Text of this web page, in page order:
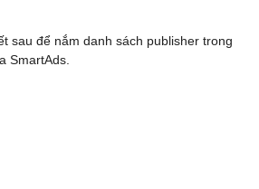
sau để nắm danh sách publisher trong
SmartAds.